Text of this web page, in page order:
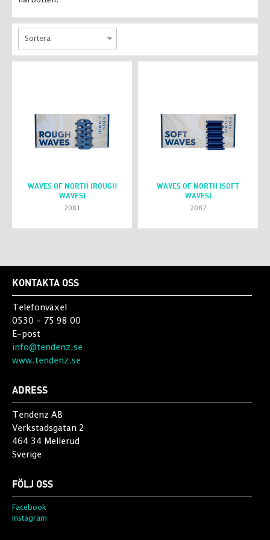
WAVES OF NORTH (ROUGH
WAVES)
2081
WAVES OF NORTH (SOFT
WAVES)
2082
KONTAKTA OSS
Telefonväxel
0530 - 75 98 00
E-post
info@tendenz.se
www.tendenz.se
ADRESS
Tendenz AB
Verkstadsgatan 2
464 34 Mellerud
Sverige
FÖLJ OSS
Facebook
Instagram